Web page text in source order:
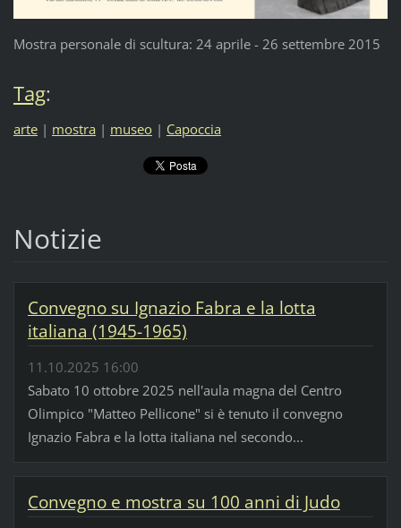
Mostra personale di scultura: 24 aprile - 26 settembre 2015
Tag:
arte | mostra | museo | Capoccia
Notizie
Convegno su Ignazio Fabra e la lotta
italiana (1945-1965)
11.10.2025 16:00
Sabato 10 ottobre 2025 nell'aula magna del Centro
Olimpico "Matteo Pellicone" si è tenuto il convegno
Ignazio Fabra e la lotta italiana nel secondo...
Convegno e mostra su 100 anni di Judo